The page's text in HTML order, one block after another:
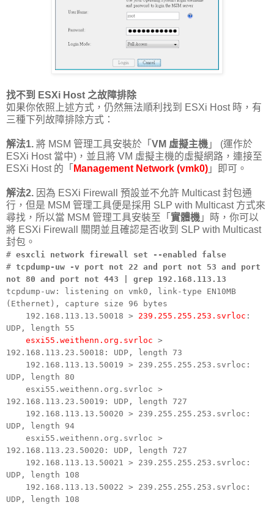
找不到 ESXi Host 之故障排除
如果你依照上述方式，仍然無法順利找到 ESXi Host 時，有
三種下列故障排除方式：
解法1. 將 MSM 管理工具安裝於「 VM 虛擬主機 」 (運作於
ESXi Host 當中)，並且將 VM 虛擬主機的虛擬網路，連接至
ESXi Host 的「 Management Network (vmk0) 」即可。
解法2. 因為 ESXi Firewall 預設並不允許 Multicast 封包通
行，但是 MSM 管理工具便是採用 SLP with Multicast 方式來
尋找，所以當 MSM 管理工具安裝至「 實體機 」時，你可以
將 ESXi Firewall 關閉並且確認是否收到 SLP with Multicast
封包。
# esxcli network firewall set --enabled false
# tcpdump-uw -v port not 22 and port not 53 and port
not 80 and port not 443 | grep 192.168.113.13
tcpdump-uw: listening on vmk0, link-type EN10MB
(Ethernet), capture size 96 bytes
192.168.113.13.50018 > 239.255.255.253.svrloc :
UDP, length 55
esxi55.weithenn.org.svrloc >
192.168.113.23.50018: UDP, length 73
192.168.113.13.50019 > 239.255.255.253.svrloc:
UDP, length 80
esxi55.weithenn.org.svrloc >
192.168.113.23.50019: UDP, length 727
192.168.113.13.50020 > 239.255.255.253.svrloc:
UDP, length 94
esxi55.weithenn.org.svrloc >
192.168.113.23.50020: UDP, length 727
192.168.113.13.50021 > 239.255.255.253.svrloc:
UDP, length 108
192.168.113.13.50022 > 239.255.255.253.svrloc:
UDP, length 108